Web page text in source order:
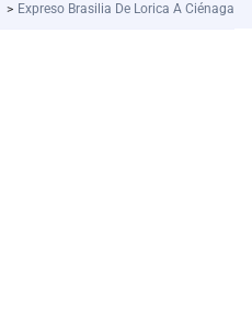
> Expreso Brasilia De Lorica A Ciénaga